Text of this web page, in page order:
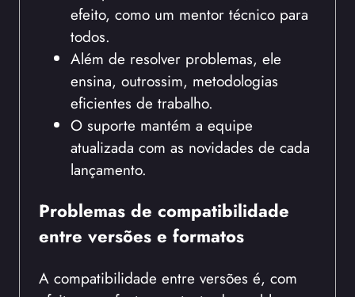
efeito, como um mentor técnico para
todos.
Além de resolver problemas, ele
ensina, outrossim, metodologias
eficientes de trabalho.
O suporte mantém a equipe
atualizada com as novidades de cada
lançamento.
Problemas de compatibilidade
entre versões e formatos
A compatibilidade entre versões é, com